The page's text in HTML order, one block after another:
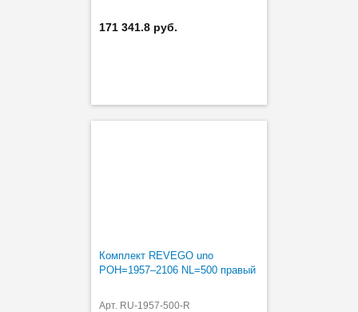
171 341.8 руб.
Комплект REVEGO uno
POH=1957–2106 NL=500 правый
Арт. RU-1957-500-R